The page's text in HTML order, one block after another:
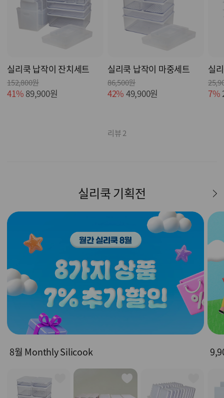
실리쿡 납작이 잔치세트
152,800원
41% 89,900원
실리쿡 납작이 마중세트
86,500원
42% 49,900원
리뷰 2
실
7%
실리쿡 기획전
8월 Monthly Silicook